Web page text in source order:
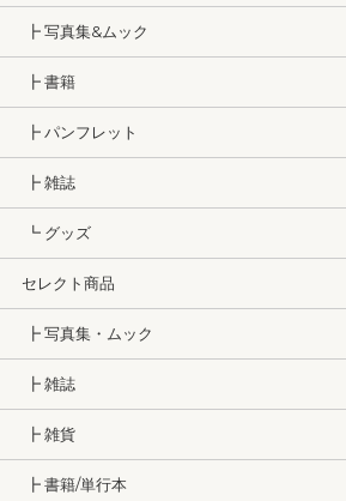
┣ 写真集&ムック
┣ 書籍
┣ パンフレット
┣ 雑誌
┗ グッズ
セレクト商品
┣ 写真集・ムック
┣ 雑誌
┣ 雑貨
┣ 書籍/単行本